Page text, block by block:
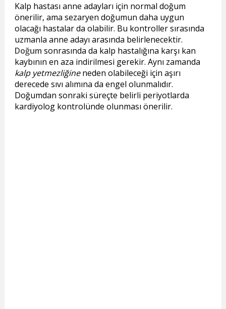
Kalp hastası anne adayları için normal doğum
önerilir, ama sezaryen doğumun daha uygun
olacağı hastalar da olabilir. Bu kontroller sırasında
uzmanla anne adayı arasında belirlenecektir.
Doğum sonrasında da kalp hastalığına karşı kan
kaybının en aza indirilmesi gerekir. Aynı zamanda
kalp yetmezliğineneden olabileceği için aşırı
derecede sıvı alımına da engel olunmalıdır.
Doğumdan sonraki süreçte belirli periyotlarda
kardiyolog kontrolünde olunması önerilir.